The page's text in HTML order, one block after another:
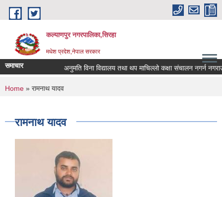
Skip to main content
कल्याणपुर नगरपालिका,सिरहा
मधेश प्रदेश,नेपाल सरकार
समाचार अनुमति विना विद्यालय तथा थप माचिल्लो कक्षा संचालन नगर्न नगराउन
You are here
Home » रामनाथ यादव
रामनाथ यादव